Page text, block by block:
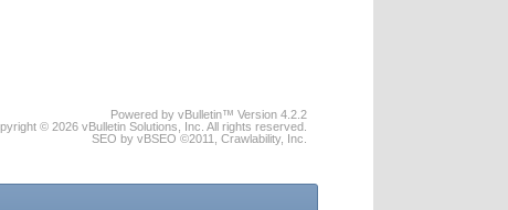
Powered by vBulletin™ Version 4.2.2
© 2026 vBulletin Solutions, Inc. All rights reserved.
SEO by vBSEO ©2011, Crawlability, Inc.